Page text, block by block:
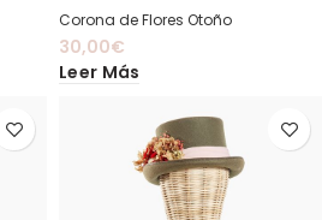
Corona de Flores Otoño
30,00€
Leer Más